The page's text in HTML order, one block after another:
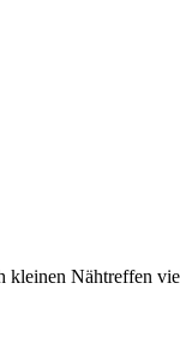
kleinen Nähtreffen